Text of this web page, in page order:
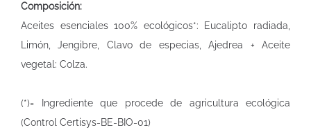
Composición:
Aceites esenciales 100% ecológicos*: Eucalipto radiada,
Limón, Jengibre, Clavo de especias, Ajedrea + Aceite
vegetal: Colza.
(*)= Ingrediente que procede de agricultura ecológica
(Control Certisys-BE-BIO-01)